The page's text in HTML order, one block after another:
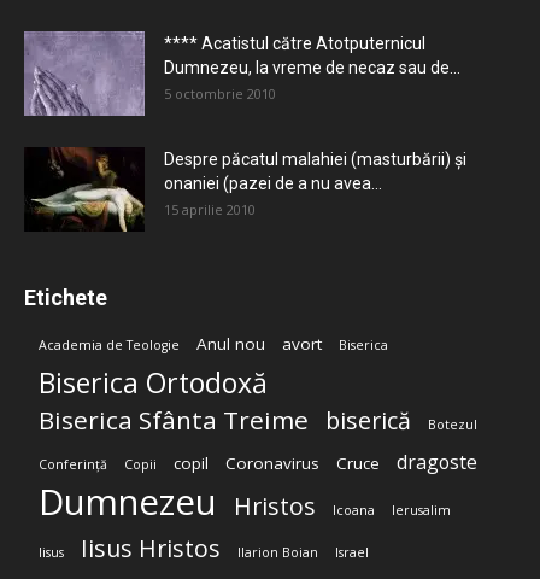
**** Acatistul către Atotputernicul
Dumnezeu, la vreme de necaz sau de...
5 octombrie 2010
Despre păcatul malahiei (masturbării) şi
onaniei (pazei de a nu avea...
15 aprilie 2010
Etichete
Academia de Teologie Anul nou avort Biserica
Biserica Ortodoxă
Biserica Sfânta Treime biserică Botezul
Conferință Copii copil Coronavirus Cruce dragoste
Dumnezeu Hristos Icoana Ierusalim
Iisus Iisus Hristos Ilarion Boian Israel